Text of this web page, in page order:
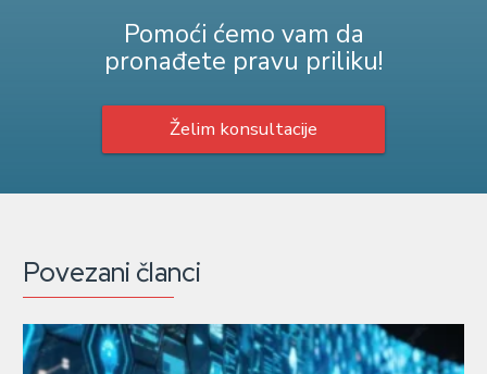
Pomoći ćemo vam da
pronađete pravu priliku!
Želim konsultacije
Povezani članci